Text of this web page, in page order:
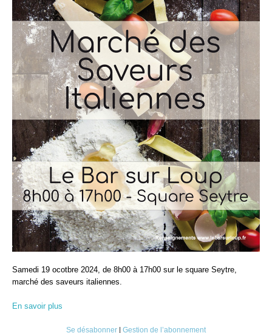
Samedi 19 ocotbre 2024, de 8h00 à 17h00 sur le square Seytre,
marché des saveurs italiennes.
En savoir plus
Se désabonner Gestion de l’abonnement